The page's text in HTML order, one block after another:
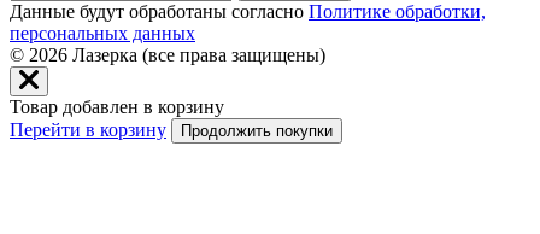
Данные будут обработаны согласно Политике обработки,
персональных данных
© 2026 Лазерка (все права защищены)
Товар добавлен в корзину
Перейти в корзину
Продолжить покупки